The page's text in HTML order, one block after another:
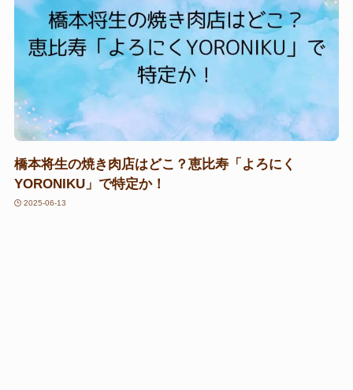
橋本将生の焼き肉店はどこ？恵比寿「よろにく
YORONIKU」で特定か！
2025-06-13